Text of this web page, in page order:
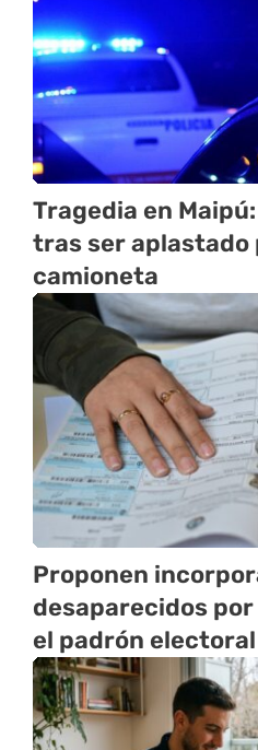
Tragedia en
tras ser aplastado
camioneta
Proponen
desaparecidos
el padrón electoral